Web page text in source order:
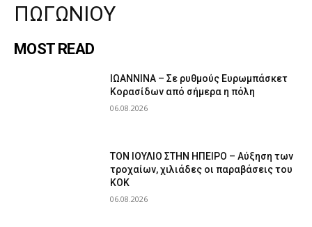
ΠΩΓΩΝΙΟΥ
MOST READ
ΙΩΑΝΝΙΝΑ – Σε ρυθμούς Ευρωμπάσκετ
Κορασίδων από σήμερα η πόλη
06.08.2026
ΤΟΝ ΙΟΥΛΙΟ ΣΤΗΝ ΗΠΕΙΡΟ – Αύξηση των
τροχαίων, χιλιάδες οι παραβάσεις του
ΚΟΚ
06.08.2026